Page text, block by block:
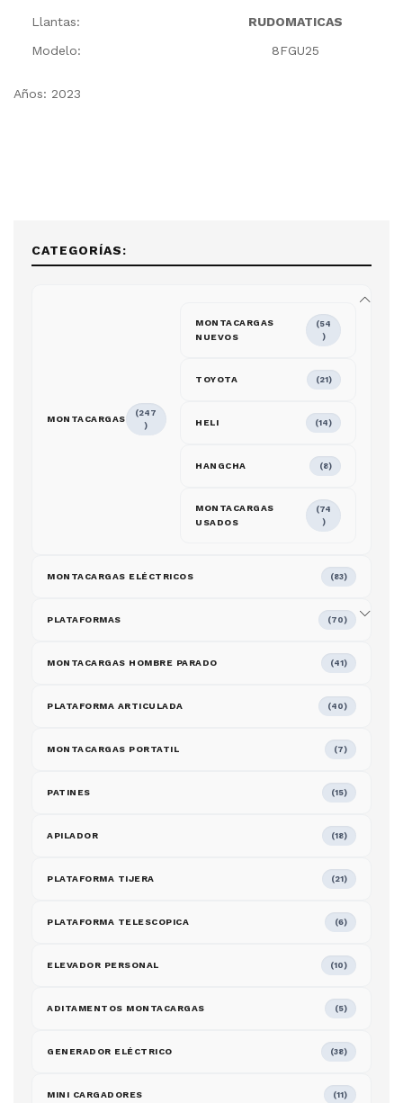
Llantas:
RUDOMATICAS
Modelo:
8FGU25
Años: 2023
CATEGORÍAS:
MONTACARGAS
(247
)
MONTACARGAS
NUEVOS
(54
)
TOYOTA (21)
HELI (14)
HANGCHA (8)
MONTACARGAS
USADOS
(74
)
MONTACARGAS ELÉCTRICOS (83)
PLATAFORMAS (70)
MONTACARGAS HOMBRE PARADO (41)
PLATAFORMA ARTICULADA (40)
MONTACARGAS PORTATIL (7)
PATINES (15)
APILADOR (18)
PLATAFORMA TIJERA (21)
PLATAFORMA TELESCOPICA (6)
ELEVADOR PERSONAL (10)
ADITAMENTOS MONTACARGAS (5)
GENERADOR ELÉCTRICO (38)
MINI CARGADORES (11)